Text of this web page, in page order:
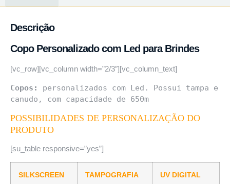
Descrição
Copo Personalizado com Led para Brindes
[vc_row][vc_column width=”2/3″][vc_column_text]
Copos:
personalizados com Led. Possui tampa e
canudo, com capacidade de 650m
POSSIBILIDADES DE PERSONALIZAÇÃO DO
PRODUTO
[su_table responsive=”yes”]
SILKSCREEN TAMPOGRAFIA UV DIGITAL